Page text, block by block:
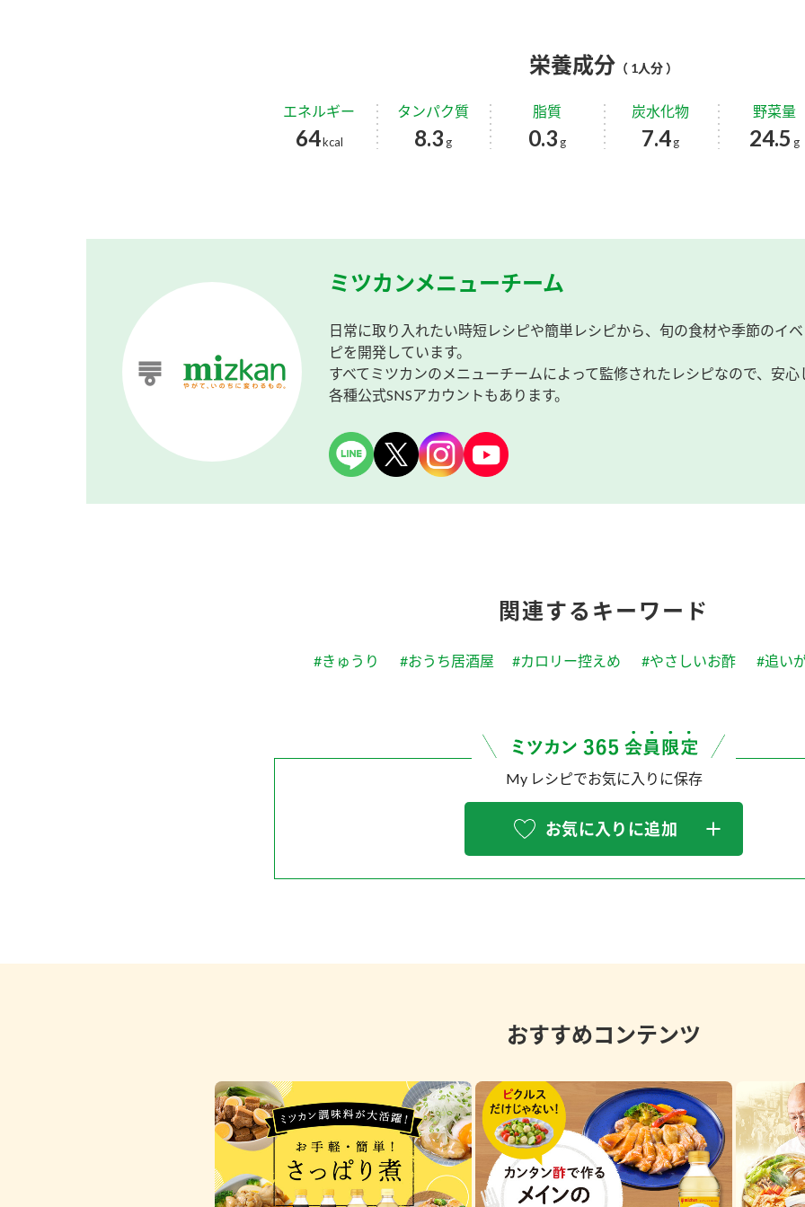
栄養成分 （ 1人分 ）
エネルギー
64kcal
タンパク質
8.3 g
脂質
0.3 g
炭水化物
7.4g
野菜量
24.5 g
ミツカンメニューチーム
日常に取り入れたい時短レシピや簡単レシピから、旬の食材や季節のイ
ピを開発しています。
すべてミツカンのメニューチームによって監修されたレシピなので、安心
各種公式SNSアカウントもあります。
関連するキーワード
#きゅうり #おうち居酒屋 #カロリー控えめ #やさしいお酢 #追い
My レシピでお気に入りに保存
お気に入りに追加
おすすめコンテンツ